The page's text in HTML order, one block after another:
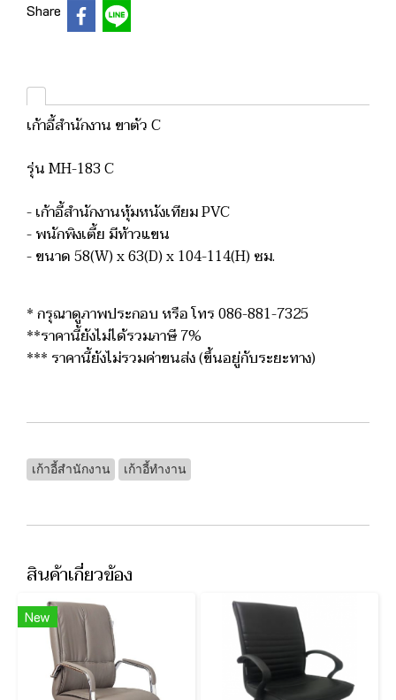
Share
เก้าอี้สำนักงาน ขาตัว C
รุ่น MH-183 C
- เก้าอี้สำนักงานหุ้มหนังเทียม PVC
- พนักพิงเตี้ย มีท้าวแขน
- ขนาด 58(W) x 63(D) x 104-114(H) ซม.
* กรุณาดูภาพประกอบ หรือ โทร 086-881-7325
**ราคานี้ยังไม่ได้รวมภาษี 7%
*** ราคานี้ยังไม่รวมค่าขนส่ง (ขึ้นอยู่กับระยะทาง)
เก้าอี้สำนักงาน เก้าอี้ทำงาน
สินค้าเกี่ยวข้อง
New